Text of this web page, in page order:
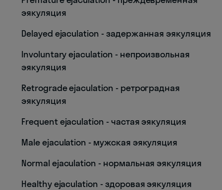
эякуляция
Delayed ejaculation - задержанная эякуляция
Involuntary ejaculation - непроизвольная
эякуляция
Retrograde ejaculation - ретроградная
эякуляция
Frequent ejaculation - частая эякуляция
Male ejaculation - мужская эякуляция
Normal ejaculation - нормальная эякуляция
Healthy ejaculation - здоровая эякуляция